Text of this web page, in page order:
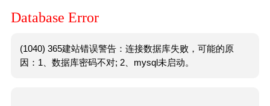
Database Error
(1040) 365建站错误警告：连接数据库失败，可能的原
因：1、数据库密码不对; 2、mysql未启动。